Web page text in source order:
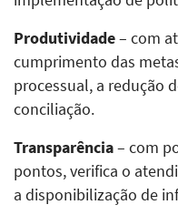
Produtividade– com
cumprimento das
processual, a redução
conciliação.
Transparência– com
pontos, verifica o
a disponibilização de